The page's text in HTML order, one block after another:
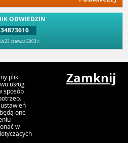
ODWIEDZIN
34873616
23 czerwca 2003 r.
Kostrzyn n. Odrą
470 Kostrzyn nad Odrą
pliki
usług
sposób
one
w
Zamknij